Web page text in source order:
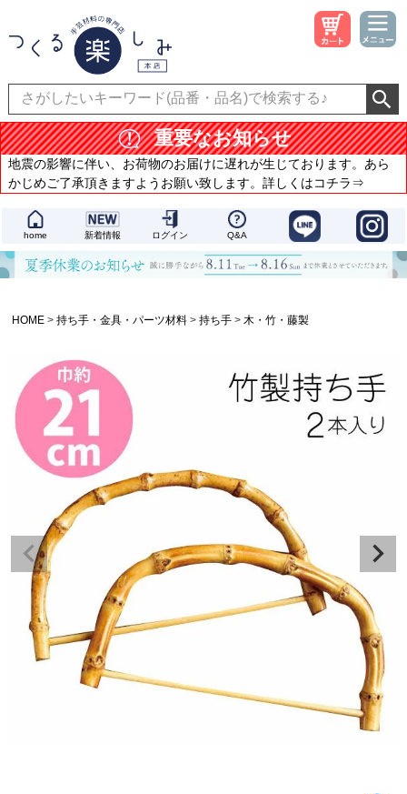
重要なお知らせ
地震の影響に伴い、お荷物のお届けに遅れが生じております。あら
かじめご了承頂きますようお願い致します。詳しくはコチラ⇒
home 新着情報 ログイン Q&A
HOME 持ち手・金具・パーツ材料 持ち手 木・竹・藤製